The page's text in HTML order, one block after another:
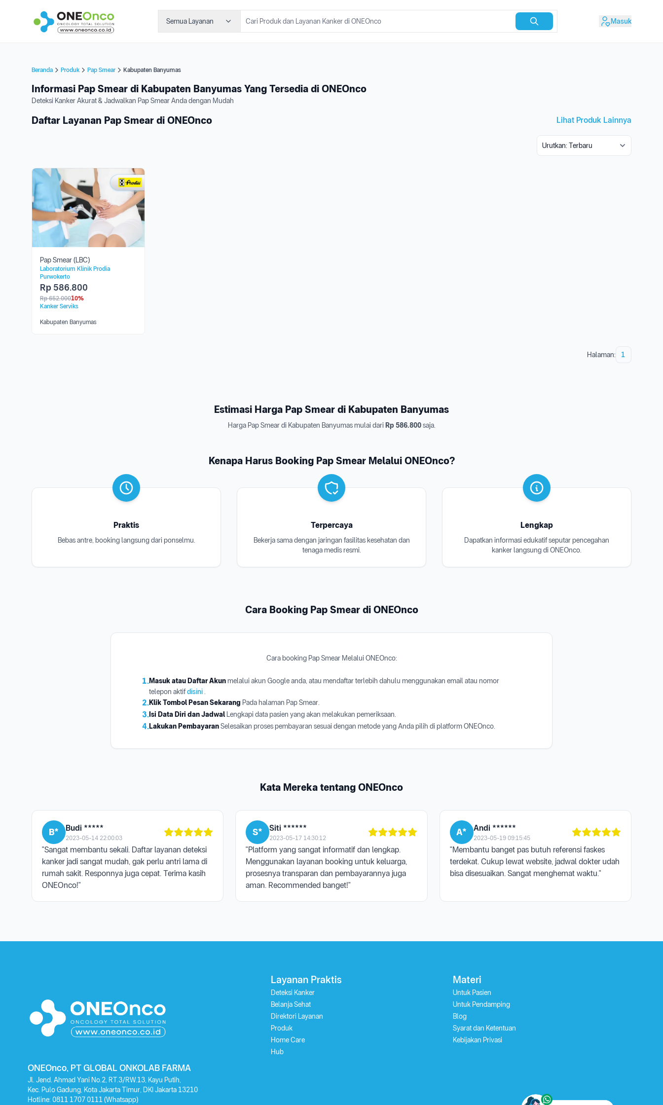
Semua Layanan Masuk
Beranda Produk Pap Smear Kabupaten Banyumas
Informasi Pap Smear di Kabupaten Banyumas Yang Tersedia di ONEOnco
Deteksi Kanker Akurat & Jadwalkan Pap Smear Anda dengan Mudah
Daftar Layanan Pap Smear di ONEOnco Lihat Produk Lainnya
Pap Smear (LBC)
Laboratorium Klinik Prodia
Purwokerto
Rp 586.800
Rp 652.00010%
Kanker Serviks
Kabupaten Banyumas
Halaman: 1
Estimasi Harga Pap Smear di Kabupaten Banyumas
Harga Pap Smear di Kabupaten Banyumas mulai dari Rp 586.800saja.
Kenapa Harus Booking Pap Smear Melalui ONEOnco?
Praktis
Bebas antre, booking langsung dari ponselmu.
Terpercaya
Bekerja sama dengan jaringan fasilitas kesehatan dan
tenaga medis resmi.
Lengkap
Dapatkan informasi edukatif seputar pencegahan
kanker langsung di ONEOnco.
Cara Booking Pap Smear di ONEOnco
Cara booking Pap Smear Melalui ONEOnco:
1.Masuk atau Daftar Akunmelalui akun Google anda, atau mendaftar terlebih dahulu menggunakan email atau nomor
telepon aktifdisini.
2.Klik Tombol Pesan Sekarang Pada halaman Pap Smear.
3. Isi Data Diri dan Jadwal Lengkapi data pasien yang akan melakukan pemeriksaan.
4.Lakukan PembayaranSelesaikan proses pembayaran sesuai dengan metode yang Anda pilih di platform ONEOnco.
Kata Mereka tentang ONEOnco
B* Budi *****
2023-05-14 22:00:03
"Sangat membantu sekali. Daftar layanan deteksi
kanker jadi sangat mudah, gak perlu antri lama di
rumah sakit. Responnya juga cepat. Terima kasih
ONEOnco!"
S* Siti ******
2023-05-17 14:30:12
"Platform yang sangat informatif dan lengkap.
Menggunakan layanan booking untuk keluarga,
prosesnya transparan dan pembayarannya juga
aman. Recommended banget!"
A* Andi ******
2023-05-19 09:15:45
"Membantu banget pas butuh referensi faskes
terdekat. Cukup lewat website, jadwal dokter udah
bisa disesuaikan. Sangat menghemat waktu."
ONEOnco, PT GLOBAL ONKOLAB FARMA
Jl. Jend. Ahmad Yani No.2, RT.3/RW.13, Kayu Putih,
Kec. Pulo Gadung, Kota Jakarta Timur, DKI Jakarta 13210
Hotline: 0811 1707 0111(Whatsapp)
Layanan Praktis
Deteksi Kanker
Belanja Sehat
Direktori Layanan
Produk
Home Care
Hub
Materi
Untuk Pasien
Untuk Pendamping
Blog
Syarat dan Ketentuan
Kebijakan Privasi